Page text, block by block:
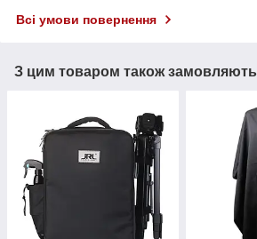
Всі умови повернення
З цим товаром також замовляють